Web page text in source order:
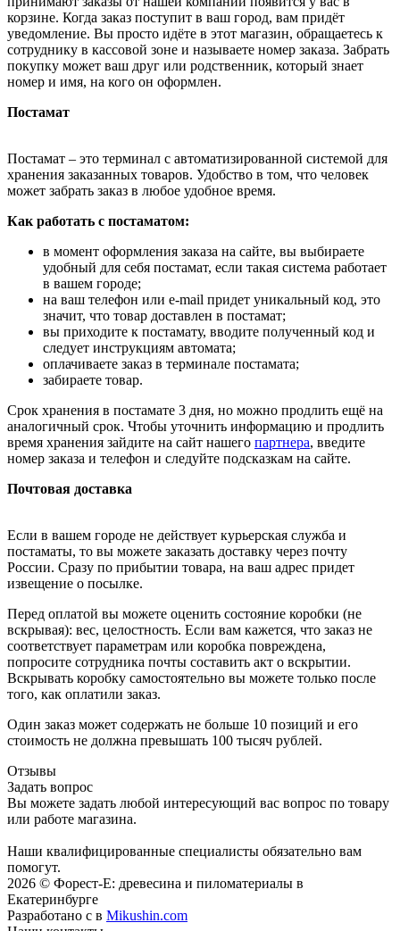
корзине. Когда заказ поступит в ваш город, вам придёт
уведомление. Вы просто идёте в этот магазин, обращаетесь к
сотруднику в кассовой зоне и называете номер заказа. Забрать
покупку может ваш друг или родственник, который знает
номер и имя, на кого он оформлен.
Постамат
Постамат – это терминал с автоматизированной системой для
хранения заказанных товаров. Удобство в том, что человек
может забрать заказ в любое удобное время.
Как работать с постаматом:
в момент оформления заказа на сайте, вы выбираете
удобный для себя постамат, если такая система работает
в вашем городе;
на ваш телефон или e-mail придет уникальный код, это
значит, что товар доставлен в постамат;
вы приходите к постамату, вводите полученный код и
следует инструкциям автомата;
оплачиваете заказ в терминале постамата;
забираете товар.
Срок хранения в постамате 3 дня, но можно продлить ещё на
аналогичный срок. Чтобы уточнить информацию и продлить
время хранения зайдите на сайт нашего партнера, введите
номер заказа и телефон и следуйте подсказкам на сайте.
Почтовая доставка
Если в вашем городе не действует курьерская служба и
постаматы, то вы можете заказать доставку через почту
России. Сразу по прибытии товара, на ваш адрес придет
извещение о посылке.
Перед оплатой вы можете оценить состояние коробки (не
вскрывая): вес, целостность. Если вам кажется, что заказ не
соответствует параметрам или коробка повреждена,
попросите сотрудника почты составить акт о вскрытии.
Вскрывать коробку самостоятельно вы можете только после
того, как оплатили заказ.
Один заказ может содержать не больше 10 позиций и его
стоимость не должна превышать 100 тысяч рублей.
Отзывы
Задать вопрос
Вы можете задать любой интересующий вас вопрос по товару
или работе магазина.
Наши квалифицированные специалисты обязательно вам
помогут.
2026 © Форест-Е: древесина и пиломатериалы в
Екатеринбурге
Разработано с в Mikushin.com